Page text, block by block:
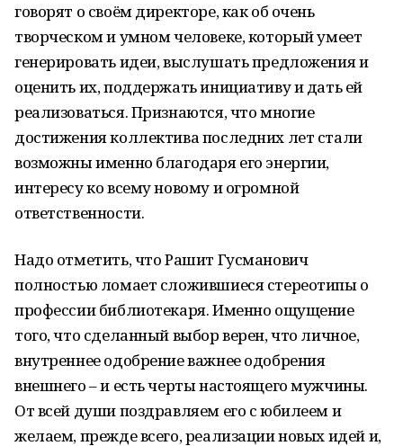
говорят о своём директоре, как об очень
творческом и умном человеке, который умеет
генерировать идеи, выслушать предложения и
оценить их, поддержать инициативу и дать ей
реализоваться. Признаются, что многие
достижения коллектива последних лет стали
возможны именно благодаря его энергии,
интересу ко всему новому и огромной
ответственности.
Надо отметить, что Рашит Гусманович
полностью ломает сложившиеся стереотипы о
профессии библиотекаря. Именно ощущение
того, что сделанный выбор верен, что личное,
внутреннее одобрение важнее одобрения
внешнего – и есть черты настоящего мужчины.
От всей души поздравляем его с юбилеем и
желаем, прежде всего, реализации новых идей и,